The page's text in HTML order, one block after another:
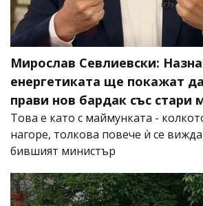
Мирослав Севлиевски:
енергетиката ще покажат
прави нов бардак със стари
Това е като с маймунката -
нагоре, толкова повече ѝ се
бившият министър